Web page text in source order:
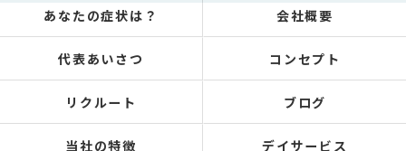
あなたの症状は？ 会社概要
代表あいさつ コンセプト
リクルート ブログ
当社の特徴 デイサービス